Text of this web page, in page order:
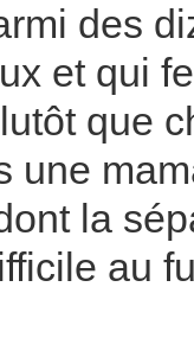
des
et qui
que
une
la
au